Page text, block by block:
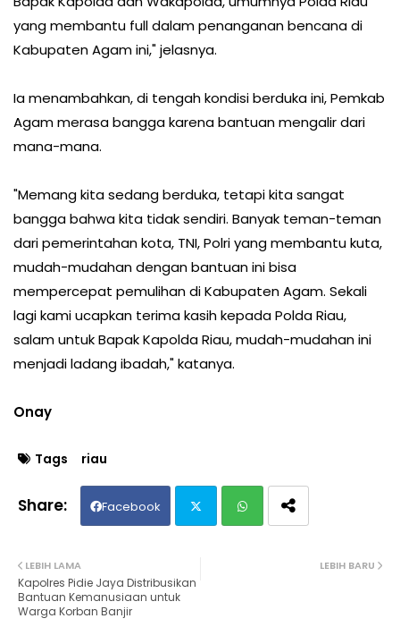
yang membantu full dalam penanganan bencana di
Kabupaten Agam ini," jelasnya.
Ia menambahkan, di tengah kondisi berduka ini, Pemkab
Agam merasa bangga karena bantuan mengalir dari
mana-mana.
"Memang kita sedang berduka, tetapi kita sangat
bangga bahwa kita tidak sendiri. Banyak teman-teman
dari pemerintahan kota, TNI, Polri yang membantu kuta,
mudah-mudahan dengan bantuan ini bisa
mempercepat pemulihan di Kabupaten Agam. Sekali
lagi kami ucapkan terima kasih kepada Polda Riau,
salam untuk Bapak Kapolda Riau, mudah-mudahan ini
menjadi ladang ibadah," katanya.
Onay
Tags riau
Facebook
ter
LEBIH BARU
LEBIH LAMA
Kapolres Pidie Jaya Distribusikan
Bantuan Kemanusiaan untuk
Warga Korban Banjir